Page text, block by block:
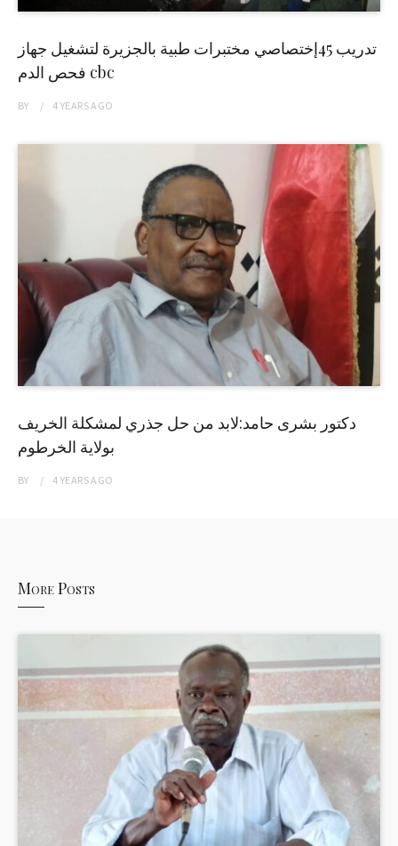
تدريب 45إختصاصي مختبرات طبية بالجزيرة لتشغيل جهاز
فحص الدم cbc
BY 4 YEARSAGO
دكتور بشرى حامد:لابد من حل جذري لمشكلة الخريف
بولاية الخرطوم
BY 4 YEARSAGO
More Posts